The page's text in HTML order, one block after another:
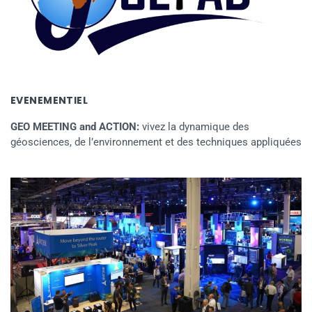
EVENEMENTIEL
GEO MEETING and ACTION: vivez la dynamique des
géosciences, de l’environnement et des techniques appliquées